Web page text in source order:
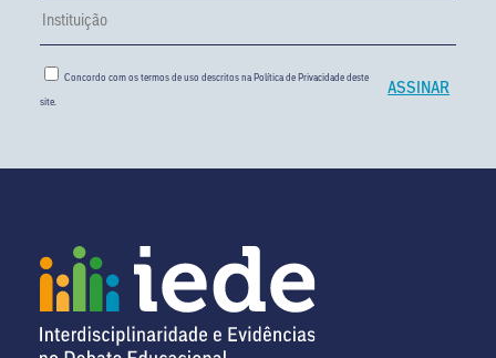
Concordo com os termos de uso descritos naPolítica de Privacidadedeste
site.